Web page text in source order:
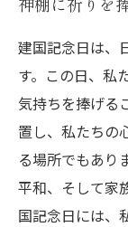
建国記念日は、
す。この日、私
気持ちを捧げる
置し、私たちの
る場所でもあり
平和、そして家
国記念日には、